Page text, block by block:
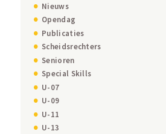
Nieuws
Opendag
Publicaties
Scheidsrechters
Senioren
Special Skills
U-07
U-09
U-11
U-13